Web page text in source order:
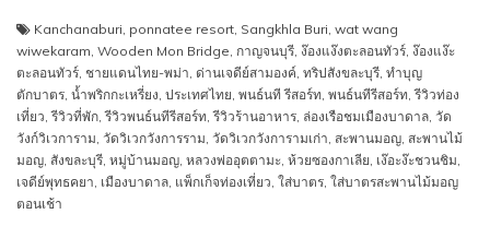
Kanchanaburi, ponnatee resort, Sangkhla Buri, wat wang
wiwekaram, Wooden Mon Bridge, กาญจนบุรี, ง๊องแง๊งตะลอนทัวร์, ง๊องแง๊ะ
ตะลอนทัวร์, ชายแดนไทย-พม่า, ด่านเจดีย์สามองค์, ทริปสังขละบุรี, ทำบุญ
ตักบาตร, น้ำพริกกะเหรี่ยง, ประเทศไทย, พนธ์นที รีสอร์ท, พนธ์นทีรีสอร์ท,รีวิวท่อง
เที่ยว,รีวิวที่พัก,รีวิวพนธ์นทีรีสอร์ท,รีวิวร้านอาหาร, ล่องเรือชมเมืองบาดาล, วัด
วังก์วิเวการาม, วัดวิเวกวังการราม, วัดวิเวกวังการามเก่า, สะพานมอญ, สะพานไม้
มอญ, สังขละบุรี, หมู่บ้านมอญ, หลวงพ่ออุตตามะ, ห้วยซองกาเลีย, เง๊อะง๊ะชวนชิม,
เจดีย์พุทธคยา, เมืองบาดาล, แพ็กเก็จท่องเที่ยว, ใส่บาตร, ใส่บาตรสะพานไม้มอญ
ตอนเช้า